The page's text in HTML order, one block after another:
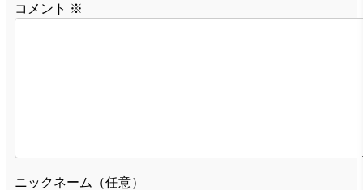
コメント ※
ニックネーム（任意）